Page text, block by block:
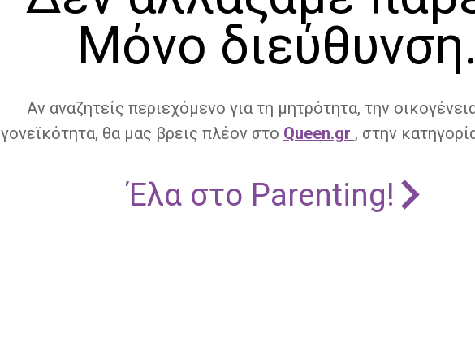
Μόνο διεύθυνση.
Αν αναζητείς περιεχόμενο για τη μητρότητα, την
γονεϊκότητα, θα μας βρεις πλέον στο Queen.gr , στην
Έλα στο Parenting!